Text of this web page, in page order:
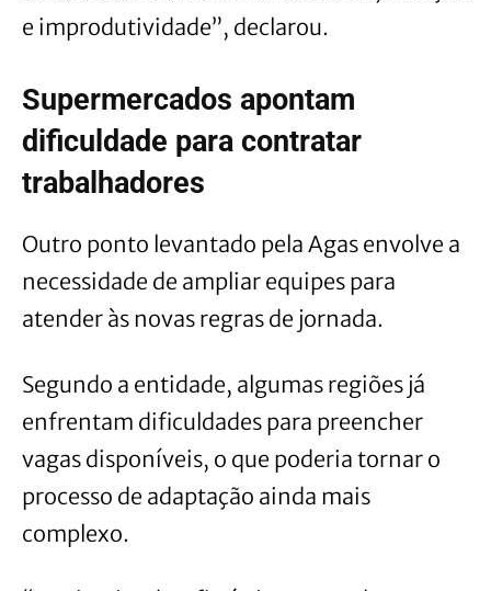
e improdutividade”, declarou.
Supermercados apontam
dificuldade para contratar
trabalhadores
Outro ponto levantado pela Agas envolve a
necessidade de ampliar equipes para
atender às novas regras de jornada.
Segundo a entidade, algumas regiões já
enfrentam dificuldades para preencher
vagas disponíveis, o que poderia tornar o
processo de adaptação ainda mais
complexo.